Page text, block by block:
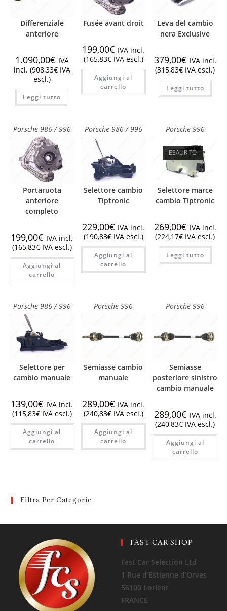
Differenziale
anteriore
1.090,00€ IVA
incl. (908,33€IVA
escl.)
Leggi tutto
Fusée avant droit
199,00€ IVA incl.
(165,83€IVA escl.)
Aggiungi al
carrello
Leva del cambio
nera Exclusive
379,00€ IVA incl.
(315,83€ IVA escl.)
Leggi tutto
Porsche 986 / 996
Portaruota
anteriore
completo
199,00€ IVA incl.
(165,83€IVA escl.)
Aggiungi al
carrello
Porsche 986 / 996
Selettore cambio
Tiptronic
229,00€ IVA incl.
(190,83€IVA escl.)
Aggiungi al
carrello
Porsche 996
ESAURITO
Selettore marce
cambio Tiptronic
269,00€ IVA incl.
(224,17€ IVA escl.)
Leggi tutto
Porsche 986 / 996
Selettore per
cambio manuale
139,00€ IVA incl.
(115,83€IVA escl.)
Aggiungi al
carrello
Porsche 996
Semiasse cambio
manuale
289,00€ IVA incl.
(240,83€IVA escl.)
Aggiungi al
carrello
Porsche 996
Semiasse
posteriore sinistro
cambio manuale
289,00€ IVA incl.
(240,83€ IVA escl.)
Aggiungi al
carrello
Filtra Per Categorie
FAST CAR SHOP
Fast Car Selection Ltd
1 Rue d’Estienne d’Orves
56100 Lorient
FRANCE